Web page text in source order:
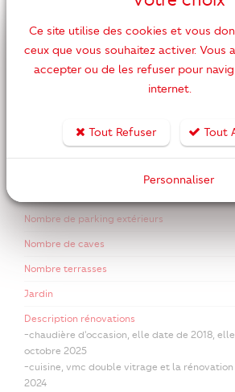
DPE ANCIENNE VERSION
Nombre de chambres
Nombre de WC
Nombre de parking extérieurs
Nombre de caves
Nombre terrasses
Jardin
Description rénovations
-chaudière d'occasion, elle date de 2018,
octobre 2025
-cuisine, vmc double vitrage et la rénovation
2024
Ce site utilise des cookies et vous
ceux que vous souhaitez activer. Vous
accepter ou de les refuser pour
internet.
Tout Refuser Tout
Personnaliser